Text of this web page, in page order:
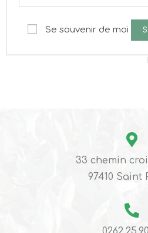
Se souvenir de moi
33 chemin
97410 Saint